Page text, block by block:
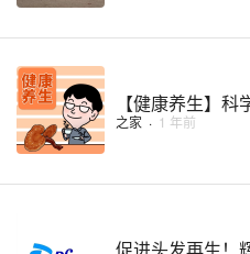
【健康养生】
之家 · 1 年前